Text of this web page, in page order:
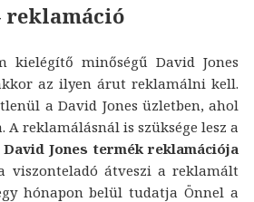
reklamáció
kielégítő minőségű David Jones
az ilyen árut reklamálni kell.
a David Jones üzletben, ahol
A reklamálásnál is szüksége lesz a
David Jones termék reklamációja
viszonteladó átveszi a reklamált
hónapon belül tudatja Önnel a